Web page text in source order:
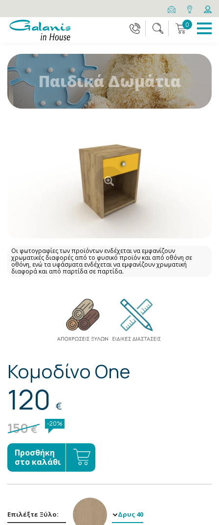
0
Παιδικά Δωμάτια
Οι φωτογραφίες των προϊόντων ενδέχεται να εμφανίζουν
χρωματικές διαφορές από το φυσικό προϊόν και από οθόνη σε
οθόνη, ενώ τα υφάσματα ενδέχεται να εμφανίζουν χρωματική
διαφορά και από παρτίδα σε παρτίδα.
Κομοδίνο One
120 €
150€ -20%
Προσθήκη
στο καλάθι
Επιλέξτε Ξύλο: Δρυς 40